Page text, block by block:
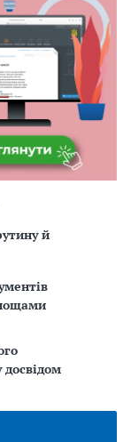
й
досвідом